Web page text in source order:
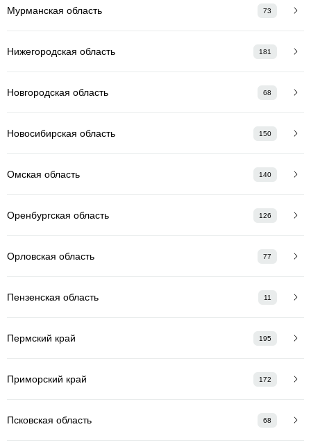
Мурманская область 73
Нижегородская область 181
Новгородская область 68
Новосибирская область 150
Омская область 140
Оренбургская область 126
Орловская область 77
Пензенская область 11
Пермский край 195
Приморский край 172
Псковская область 68